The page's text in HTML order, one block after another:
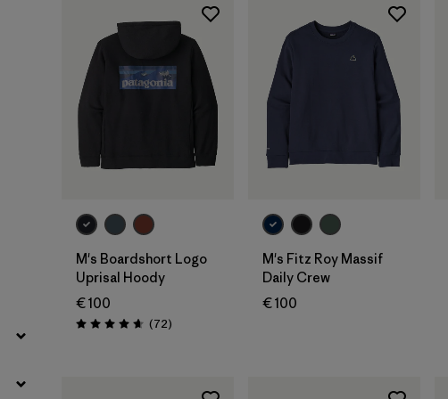
Filtrer par
Filtrer par
Caractéristiques
M's Boardshort Logo
Uprisal Hoody
€ 100
Évaluation: 4.7 / 5
(72Avis
)
M's Fitz Roy Massif
Daily Crew
€ 100